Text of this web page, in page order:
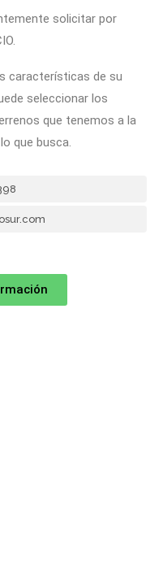
solicitar por
características de su
seleccionar los
que tenemos a la
que busca.